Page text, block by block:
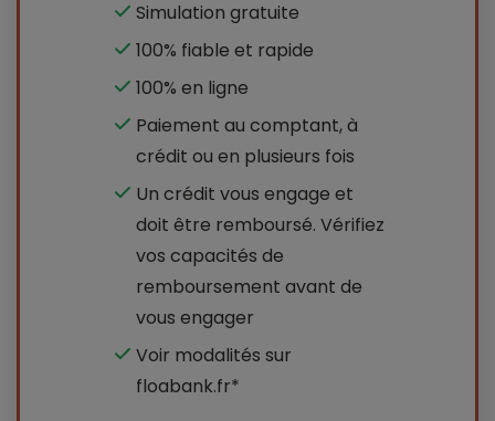
Simulation gratuite
100% fiable et rapide
100% en ligne
Paiement au comptant, à
crédit ou en plusieurs fois
Un crédit vous engage et
doit être remboursé. Vérifiez
vos capacités de
remboursement avant de
vous engager
Voir modalités sur
floabank.fr*